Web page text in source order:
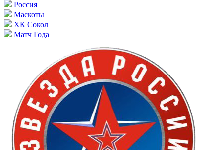
Россия
Маскоты
ХК Сокол
Матч Года